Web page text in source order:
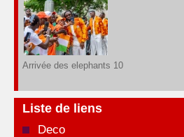
Arrivée des elephants 10
Liste de liens
Deco